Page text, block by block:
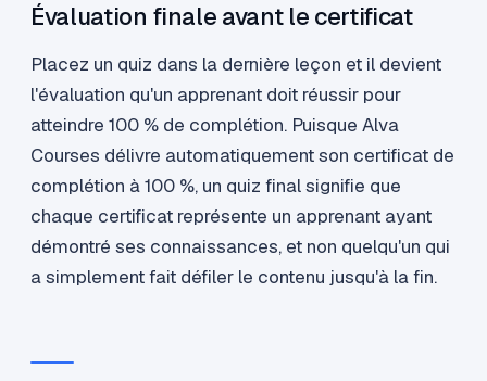
Évaluation finale avant le certificat
Placez un quiz dans la dernière leçon et il devient
l'évaluation qu'un apprenant doit réussir pour
atteindre 100 % de complétion. Puisque Alva
Courses délivre automatiquement son certificat de
complétion à 100 %, un quiz final signifie que
chaque certificat représente un apprenant ayant
démontré ses connaissances, et non quelqu'un qui
a simplement fait défiler le contenu jusqu'à la fin.